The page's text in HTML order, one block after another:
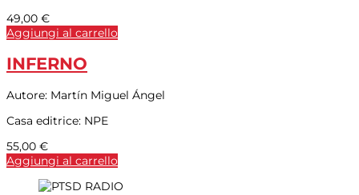
49,00 €
Aggiungi al carrello
INFERNO
Autore: Martín Miguel Ángel
Casa editrice: NPE
55,00 €
Aggiungi al carrello